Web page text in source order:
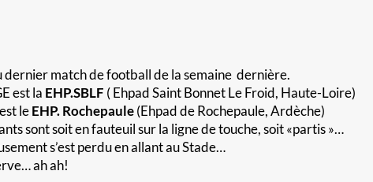
dernier match de football de la semaine dernière.
est la EHP.SBLF ( Ehpad Saint Bonnet Le Froid, Haute-Loire)
leEHP. Rochepaule(Ehpad de Rochepaule, Ardèche)
sont soit en fauteuil sur la ligne de touche, soit «partis »…
s’est perdu en allant au Stade…
ah ah!